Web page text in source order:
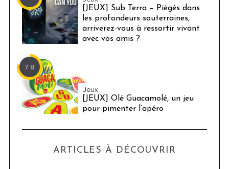
[JEUX] Sub Terra – Piégés dans
les profondeurs souterraines,
arriverez-vous à ressortir vivant
avec vos amis ?
7.8
Jeux
[JEUX] Olé Guacamolé, un jeu
pour pimenter l’apéro
ARTICLES À DÉCOUVRIR